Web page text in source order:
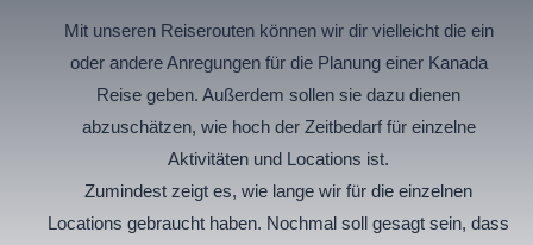
Mit unseren Reiserouten können wir dir vielleicht die ein
oder andere Anregungen für die Planung einer Kanada
Reise geben. Außerdem sollen sie dazu dienen
abzuschätzen, wie hoch der Zeitbedarf für einzelne
Aktivitäten und Locations ist.
Zumindest zeigt es, wie lange wir für die einzelnen
Locations gebraucht haben. Nochmal soll gesagt sein, dass